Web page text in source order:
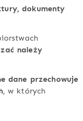
dokumenty
należy
dane przechowuje
, w których